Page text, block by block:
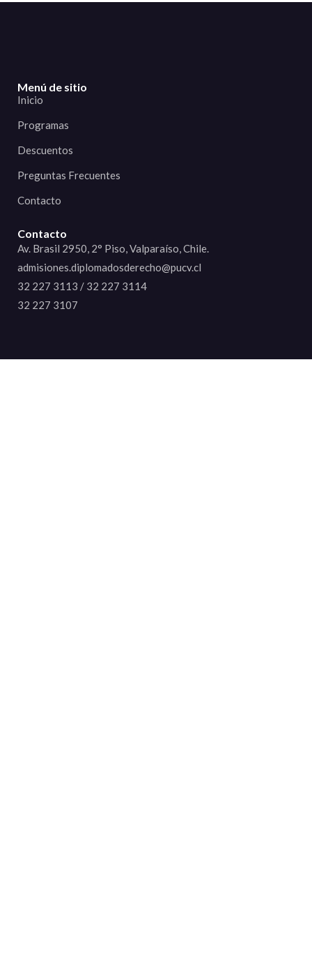
Menú de sitio
Inicio
Programas
Descuentos
Preguntas Frecuentes
Contacto
Contacto
Av. Brasil 2950, 2° Piso, Valparaíso, Chile.
admisiones.diplomadosderecho@pucv.cl
32 227 3113 / 32 227 3114
32 227 3107